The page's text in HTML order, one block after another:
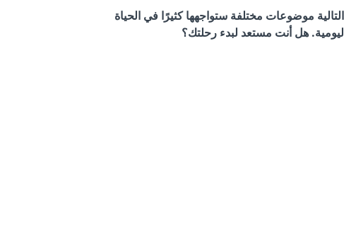
موضوعات مختلفة ستواجهها كثيرًا في الحياة
هل أنت مستعد لبدء رحلتك؟